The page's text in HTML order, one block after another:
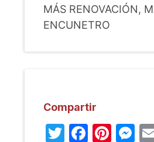
MÁS RENOVACIÓN,
ENCUNETRO
Compartir
Twitter